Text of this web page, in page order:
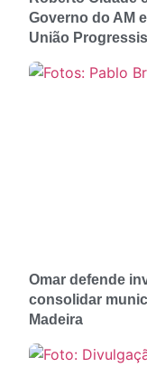
Governo do AM
União
Omar defende
consolidar
Madeira